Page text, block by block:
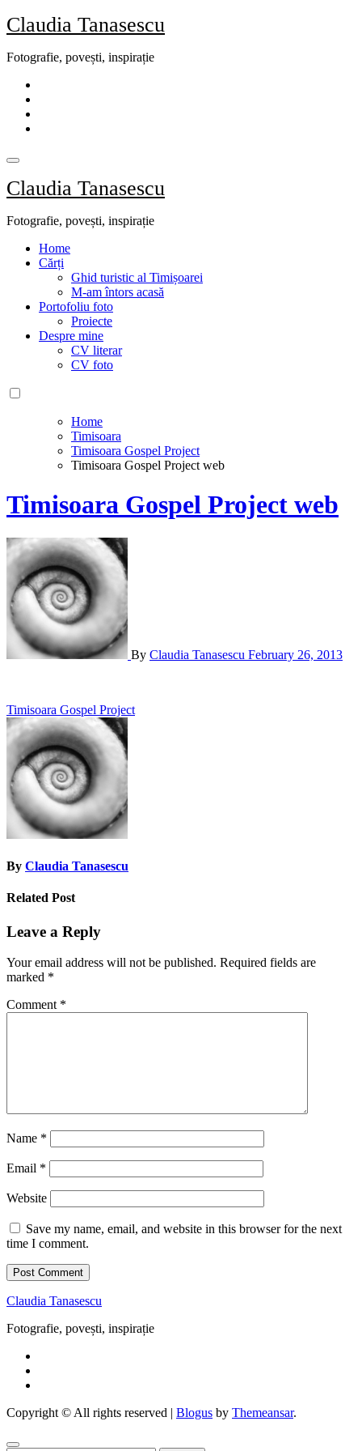
Skip
to
Claudia Tanasescu
Fotografie, povești, inspirație
Claudia Tanasescu
Fotografie, povești, inspirație
Home
Cărți
Ghid turistic al Timișoarei
M-am întors acasă
Portofoliu foto
Proiecte
Despre mine
CV literar
CV foto
Home
Timisoara
Timisoara Gospel Project
Timisoara Gospel Project web
Timisoara Gospel Project web
By Claudia Tanasescu February 26, 2013
Post
navigation
Timisoara Gospel Project
By Claudia Tanasescu
Related Post
Leave a Reply
Your email address will not be published. Required fields are
marked *
Comment *
Name *
Email *
Website
Save my name, email, and website in this browser for the next
time I comment.
Claudia Tanasescu
Fotografie, povești, inspirație
Copyright © All rights reserved | Blogus by Themeansar.